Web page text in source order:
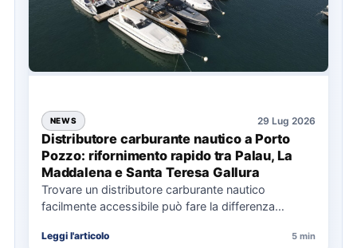
NEWS 29 Lug 2026
Distributore carburante nautico a Porto
Pozzo: rifornimento rapido tra Palau, La
Maddalena e Santa Teresa Gallura
Trovare un distributore carburante nautico
facilmente accessibile può fare la differenza
soprattutto…
Leggi l'articolo 5 min